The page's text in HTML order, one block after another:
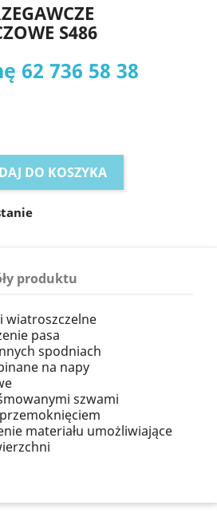
S486
62 736 58 38
DO KOSZYKA
produktu
wiatroszczelne
pasa
spodniach
na napy
szwami
materiału umożliwiające